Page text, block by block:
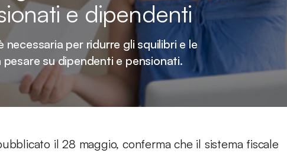
e dipendenti
per ridurre gli squilibri e le
su dipendenti e pensionati.
il 28 maggio, conferma che il sistema fiscale